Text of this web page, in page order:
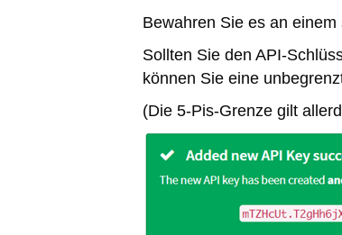
Bewahren Sie es an
Sollten Sie den API-
können Sie eine
(Die 5-Pis-Grenze gilt